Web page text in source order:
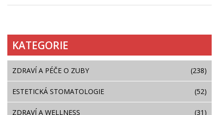
KATEGORIE
ZDRAVÍ A PÉČE O ZUBY (238)
ESTETICKÁ STOMATOLOGIE (52)
ZDRAVÍ A WELLNESS (31)